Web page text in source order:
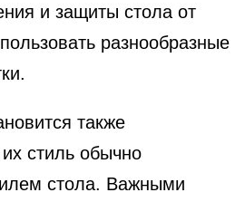
и защиты стола от
разнообразные
также
стиль обычно
стола. Важными